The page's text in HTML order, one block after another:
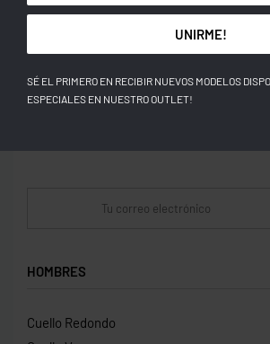
Whatsapp En Vivo:(506)
HOMBRES
Cuello Redondo
EN TU PRIMERA COMPRA
UNIRME!
SÉ EL PRIMERO EN RECIBIR NUEVOS MODELOS
ESPECIALES EN NUESTRO OUTLET!